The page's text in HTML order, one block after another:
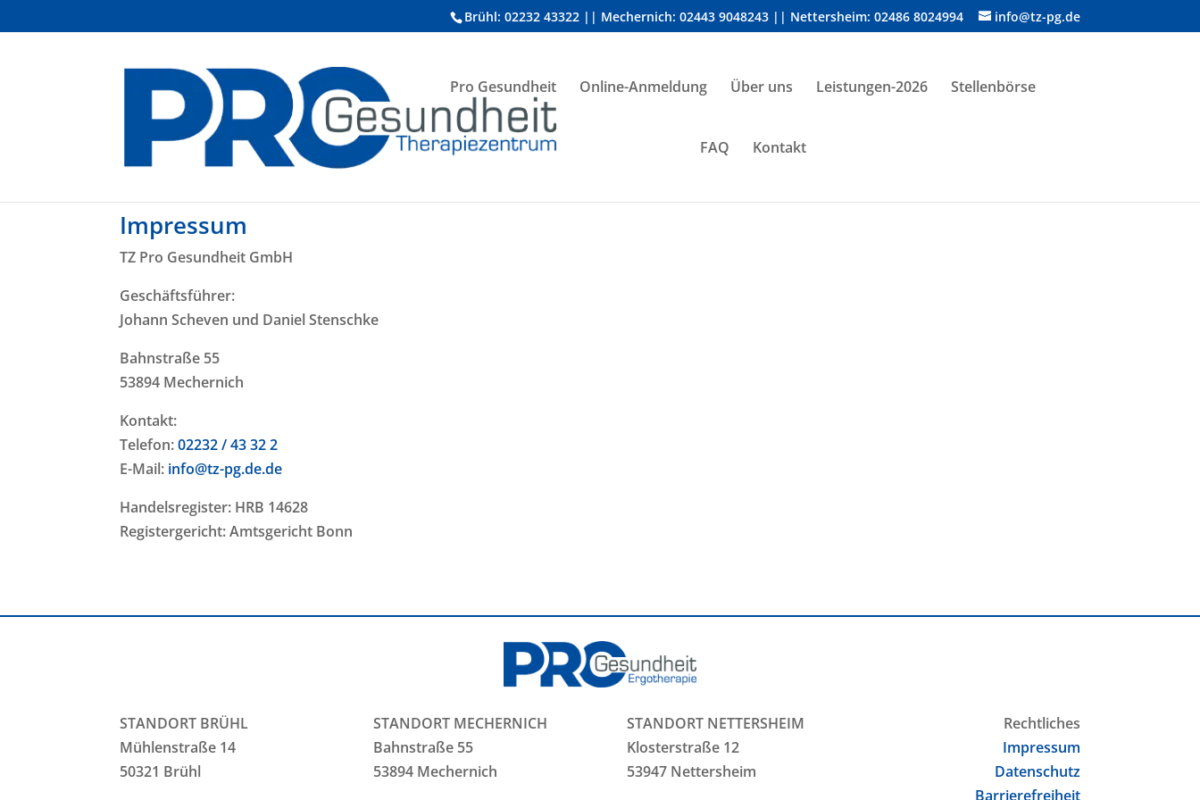
Brühl: 02232 43322 || Mechernich: 02443 9048243 || Nettersheim: 02486 8024994 info@tz-pg.de
Pro Gesundheit Online-Anmeldung Über uns Leistungen-2026 Stellenbörse
FAQ Kontakt
Impressum
TZ Pro Gesundheit GmbH
Geschäftsführer:
Johann Scheven und Daniel Stenschke
Bahnstraße 55
53894 Mechernich
Kontakt:
Telefon:02232 / 43 32 2
E-Mail: info@tz-pg.de.de
Handelsregister: HRB 14628
Registergericht: Amtsgericht Bonn
STANDORT BRÜHL
Mühlenstraße 14
50321 Brühl
STANDORT MECHERNICH
Bahnstraße 55
53894 Mechernich
STANDORT NETTERSHEIM
Klosterstraße 12
53947 Nettersheim
Rechtliches
Impressum
Datenschutz
Barrierefreiheit